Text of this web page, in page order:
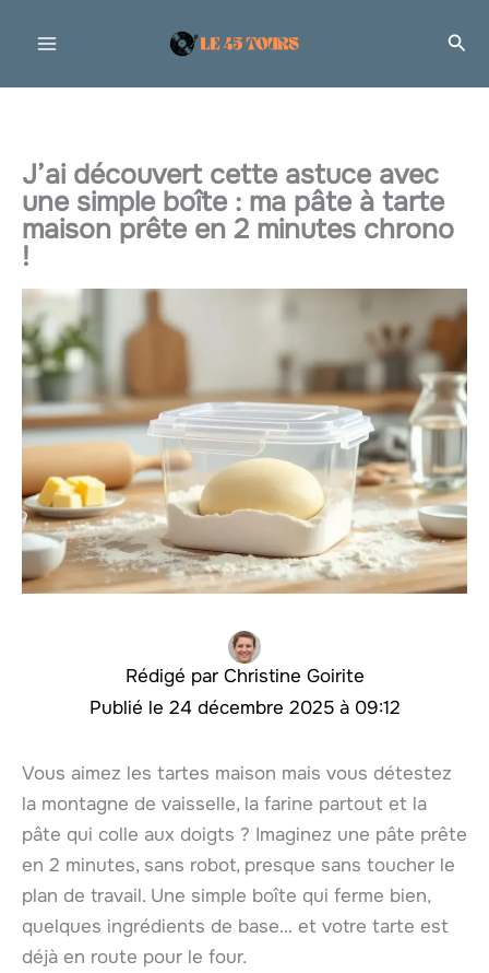
J’ai découvert cette astuce avec
une simple boîte : ma pâte à tarte
maison prête en 2 minutes chrono
!
Christine Goirite
24 décembre 2025 à 09:12
Vous aimez les tartes maison mais vous détestez
la montagne de vaisselle, la farine partout et la
pâte qui colle aux doigts ? Imaginez une pâte prête
en 2 minutes, sans robot, presque sans toucher le
plan de travail. Une simple boîte qui ferme bien,
quelques ingrédients de base… et votre tarte est
déjà en route pour le four.